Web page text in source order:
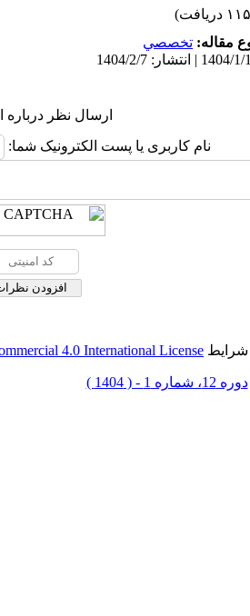
مقاله: تخصصي
ارسال نظر درباره
نام کاربری یا پست الکترونیک شما:
شرایط 4.0 International License
دوره 12، شماره 1 - ( 1404 )